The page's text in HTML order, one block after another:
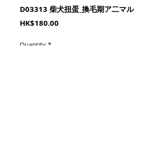
D03313 柴犬扭蛋_換毛期ア二マル
HK$180.00
Quantity *